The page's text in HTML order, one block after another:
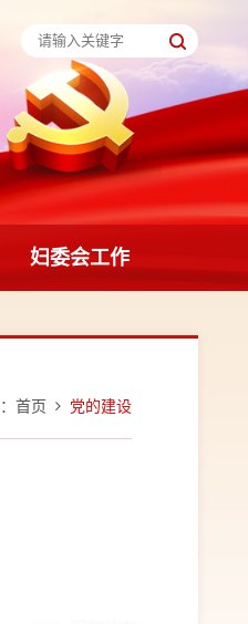
妇委会工作
首页 党的建设